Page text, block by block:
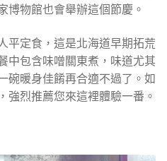
博物館也會舉辦這個節慶。
平定食，這是北海道早期拓荒
中包含味噌關東煮，味道尤其
碗暖身佳餚再合適不過了。如
強烈推薦您來這裡體驗一番。